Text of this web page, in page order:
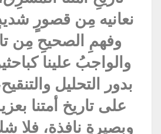
نعانيه مِن قصورٍ
وفهمِ الصحيحِ مِن
والواجبُ علينا
بدور التحليل
على تاريخ أمتنا
وبصيرةٍ نافذة، فلا